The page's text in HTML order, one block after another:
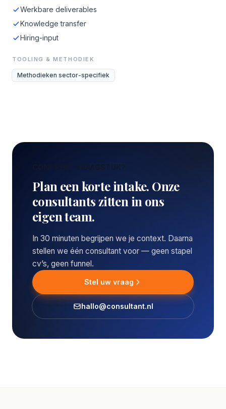
Werkbare deliverables
Knowledge transfer
Hiring-input
TOOLING & METHODIEK
Methodieken sector-specifiek
CONCREET VRAAGSTUK?
Plan een korte intake. Onze
consultants zitten in ons
eigen team.
In 30 minuten begrijpen we je context. Daarna
stellen we één consultant voor — geen stapel
cv’s, geen funnel.
Stel uw vraag
hallo@consultant.nl